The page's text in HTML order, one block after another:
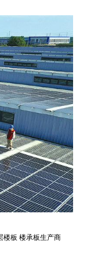
楼板 楼承板生产商